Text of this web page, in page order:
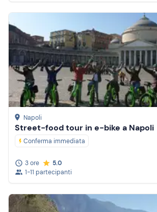
Napoli
Street-food tour in e-bike a Napoli
Conferma immediata
3 ore
5.0
1-11 partecipanti